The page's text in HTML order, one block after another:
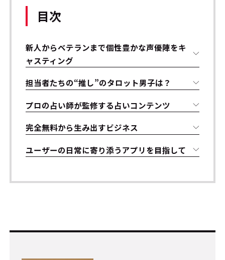
目次
新人からベテランまで個性豊かな声優陣をキ
ャスティング
担当者たちの“推し”のタロット男子は？
プロの占い師が監修する占いコンテンツ
完全無料から生み出すビジネス
ユーザーの日常に寄り添うアプリを目指して